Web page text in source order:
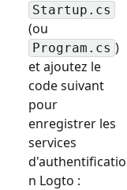
Startup.cs
(ou
Program.cs )
et ajoutez le
code suivant
pour
enregistrer les
services
d'authentificatio
n Logto :